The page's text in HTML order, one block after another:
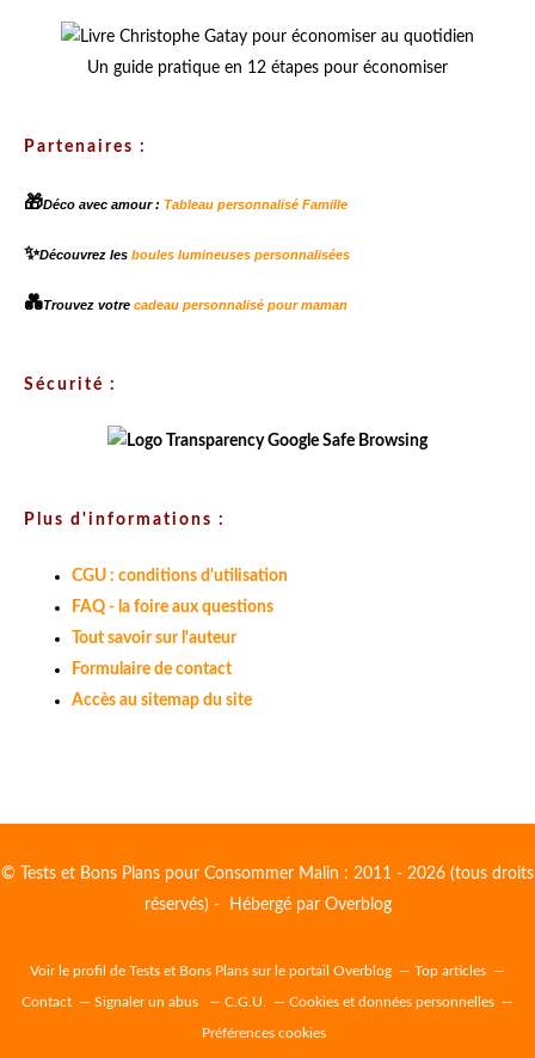
Un guide pratique en 12 étapes pour économiser
Partenaires :
🎁Déco avec amour : Tableau personnalisé Famille
✨Découvrez les boules lumineuses personnalisées
💑Trouvez votre cadeau personnalisé pour maman
Sécurité :
Plus d'informations :
CGU : conditions d'utilisation
FAQ - la foire aux questions
Tout savoir sur l'auteur
Formulaire de contact
Accès au sitemap du site
© Tests et Bons Plans pour Consommer Malin : 2011 - 2026 (tous droits
réservés) - Hébergé par Overblog
Voir le profil de Tests et Bons Plans sur le portail Overblog Top articles
Contact Signaler un abus C.G.U. Cookies et données personnelles
Préférences cookies